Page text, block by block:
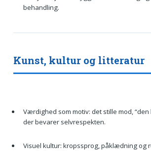
behandling.
Kunst, kultur og litteratur
Værdighed som motiv: det stille mod,
der bevarer selvrespekten.
Visuel kultur: kropssprog, påklædning og